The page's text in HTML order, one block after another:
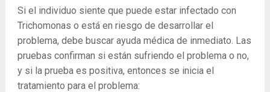
Si el individuo siente que puede estar infectado con
Trichomonas o está en riesgo de desarrollar el
problema, debe buscar ayuda médica de inmediato. Las
pruebas confirman si están sufriendo el problema o no,
y si la prueba es positiva, entonces se inicia el
tratamiento para el problema: